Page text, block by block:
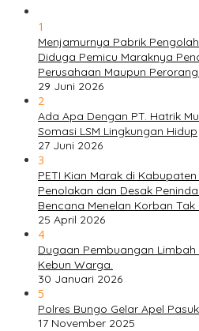
1
Menjamurnya Pabrik
Diduga Pemicu Maraknya
Perusahaan Maupun
29 Juni 2026
2
Ada Apa Dengan PT. Hatrik
Somasi LSM Lingkungan Hidup
27 Juni 2026
3
PETI Kian Marak di
Penolakan dan Desak
Bencana Menelan Korban Tak
25 April 2026
4
Dugaan Pembuangan Limbah
Kebun Warga.
30 Januari 2026
5
Polres Bungo Gelar Apel
17 November 2025